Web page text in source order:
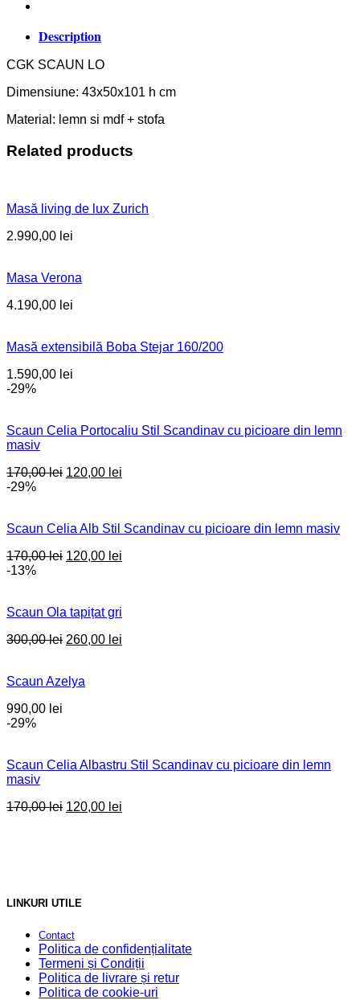
Description
CGK SCAUN LO
Dimensiune: 43x50x101 h cm
Material: lemn si mdf + stofa
Related products
Masă living de lux Zurich
2.990,00 lei
Masa Verona
4.190,00 lei
Masă extensibilă Boba Stejar 160/200
1.590,00 lei
-29%
Scaun Celia Portocaliu Stil Scandinav cu picioare din lemn
masiv
170,00lei Original
120,00 lei
-29%
Scaun Celia Alb Stil Scandinav cu picioare din lemn masiv
170,00lei Original
120,00 lei
-13%
Scaun Ola tapițat gri
300,00lei Original
300,00 lei.
260,00 lei
Scaun Azelya
990,00 lei
-29%
Scaun Celia Albastru Stil Scandinav cu picioare din lemn
masiv
170,00lei Original
120,00 lei
LINKURI UTILE
Contact
Politica de confidențialitate
Termeni și Condiții
Politica de livrare și retur
Politica de cookie-uri